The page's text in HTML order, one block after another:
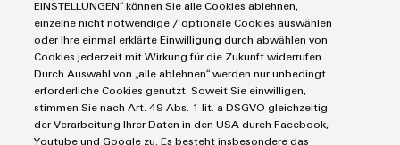
‒ intuitiv,
unkompliziert,
schnell
Werkzeuge
E-Mobility
Lösungen für Photovoltaikanlagen
Smart Cabinet Building
Workplace Solutions
Modifizierte und bestückte Gehäuse
Fast Delivery Service
Connectivity Consulting
Weidmüller Configurator
Engineering-Daten
eShop
Märkte
Maschinen und Fabrikautomation
Energie
Transport
Gerätehersteller
Datenschutzerklärung
Impressum
EINSTELLUNGEN“ können Sie alle Cookies ablehnen,
einzelne nicht notwendige / optionale Cookies auswählen
oder Ihre einmal erklärte Einwilligung durch abwählen von
Cookies jederzeit mit Wirkung für die Zukunft widerrufen.
Durch Auswahl von „alle ablehnen“ werden nur unbedingt
erforderliche Cookies genutzt. Soweit Sie einwilligen,
stimmen Sie nach Art. 49 Abs. 1 lit. a DSGVO gleichzeitig
der Verarbeitung Ihrer Daten in den USA durch Facebook,
Youtube und Google zu. Es besteht insbesondere das